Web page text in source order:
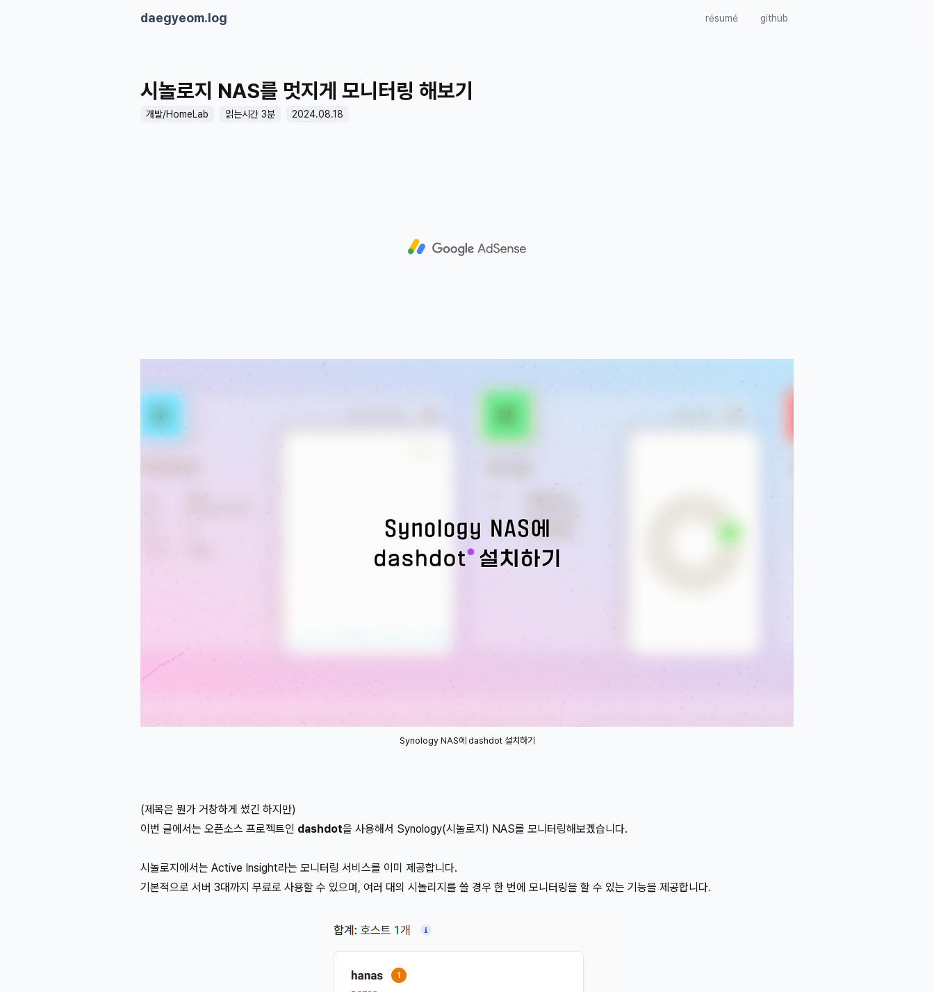
daegyeom.log résumé github
시놀로지 NAS를 멋지게 모니터링 해보기
개발/HomeLab 읽는시간 3분 2024.08.18
Synology NAS에 dashdot 설치하기
(제목은 뭔가 거창하게 썼긴 하지만)
이번 글에서는 오픈소스 프로젝트인 dashdot을 사용해서 Synology(시놀로지) NAS를 모니터링해보겠습니다.
시놀로지에서는 Active Insight라는 모니터링 서비스를 이미 제공합니다.
기본적으로 서버 3대까지 무료로 사용할 수 있으며, 여러 대의 시놀리지를 쓸 경우 한 번에 모니터링을 할 수 있는 기능을 제공합니다.